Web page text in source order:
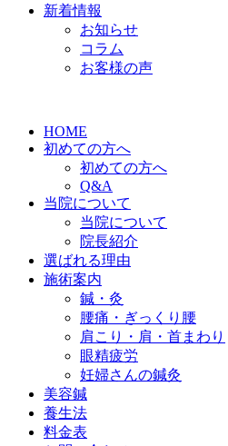
新着情報
お知らせ
コラム
お客様の声
HOME
初めての方へ
初めての方へ
Q&A
当院について
当院について
院長紹介
選ばれる理由
施術案内
鍼・灸
腰痛・ぎっくり腰
肩こり・肩・首まわり
眼精疲労
妊婦さんの鍼灸
美容鍼
養生法
料金表